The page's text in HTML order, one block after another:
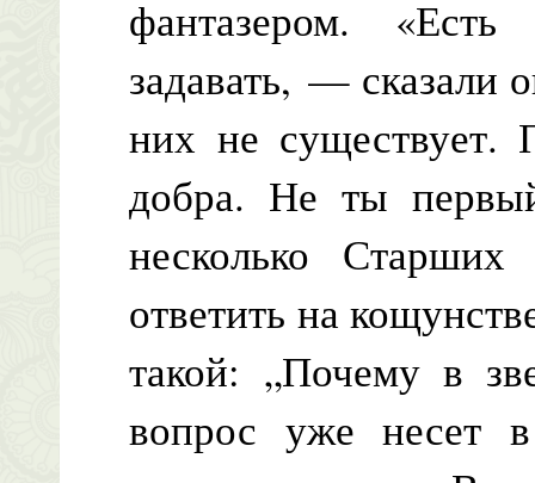
фантазером.
задавать, — сказали
них не существует.
добра. Не ты
несколько
ответить на
такой: „Почему в
вопрос уже несет